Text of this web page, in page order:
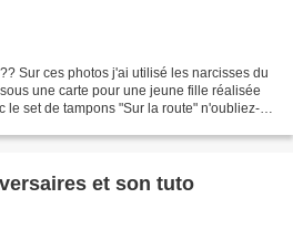
Sur ces photos j'ai utilisé les narcisses du
une carte pour une jeune fille réalisée
le set de tampons "Sur la route" n'oubliez-
et son tuto